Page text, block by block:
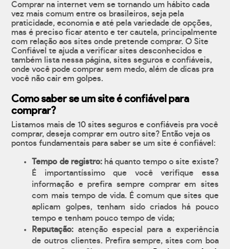
Comprar na internet vem se tornando um hábito cada
vez mais comum entre os brasileiros, seja pela
praticidade, economia e até pela variedade de opções,
mas é preciso ficar atento e ter cautela, principalmente
com relação aos sites onde pretende comprar. O Site
Confiável te ajuda a verificar sites desconhecidos e
também lista nessa página, sites seguros e confiáveis,
onde você pode comprar sem medo, além de dicas pra
você não cair em golpes.
Como saber se um site é confiável para
comprar?
Listamos mais de 10 sites seguros e confiáveis pra você
comprar, deseja comprar em outro site? Então veja os
pontos fundamentais para saber se um site é confiável:
Tempo de registro:há quanto tempo o site existe?
É importantíssimo que você verifique essa
informação e prefira sempre comprar em sites
com mais tempo de vida. É comum que sites que
aplicam golpes, tenham sido criados há pouco
tempo e tenham pouco tempo de vida;
Reputação: atenção especial para a experiência
de outros clientes. Prefira sempre, sites com boa